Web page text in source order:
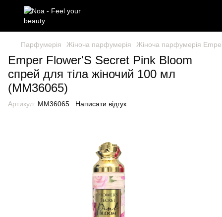
Парфумерія Жіноча парфумерія Жіноча парфумерія
Emper Flower'S Secret Pink Bloom
спрей для тіла жіночий 100 мл
(MM36065)
Артикул: MM36065 Написати відгук